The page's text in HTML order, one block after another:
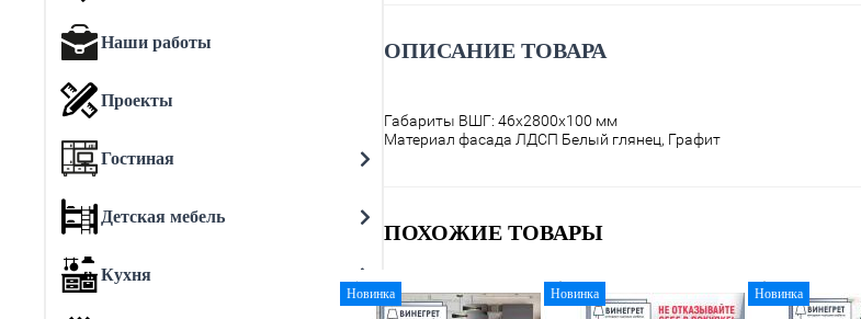
Наши работы
Проекты
Гостиная
Детская мебель
Кухня
ОПИСАНИЕ ТОВАРА
Габариты ВШГ: 46х2800х100 мм
Материал фасада ЛДСП Белый глянец, Графит
ПОХОЖИЕ ТОВАРЫ
Новинка Новинка Новинка